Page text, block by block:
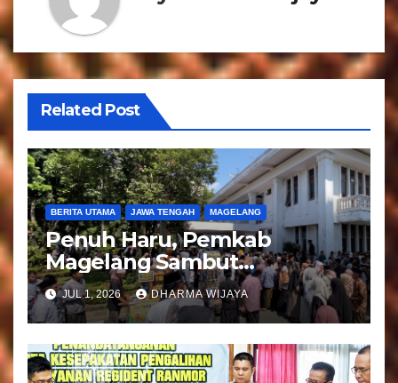
s
i
p
o
s
Related Post
BERITA UTAMA JAWA TENGAH MAGELANG
Penuh Haru, Pemkab
Magelang Sambut
Kepulangan Jemaah Haji
Kloter 81
JUL 1, 2026 DHARMA WIJAYA